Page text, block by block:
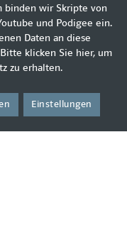
der
binden wir Skripte von
und Podigee ein.
Daten an diese
klicken Sie hier, um
zu erhalten.
Einstellungen